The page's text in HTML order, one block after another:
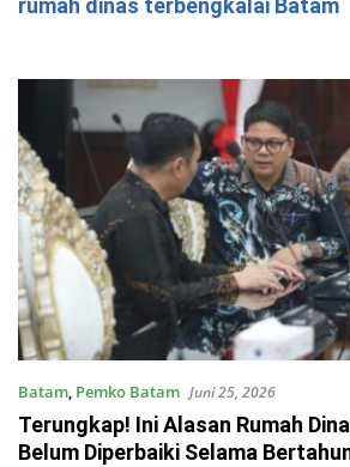
rumah dinas terbengkalai Batam
Batam, Pemko Batam Juni 25, 2026
Terungkap! Ini Alasan Rumah
Belum Diperbaiki Selama